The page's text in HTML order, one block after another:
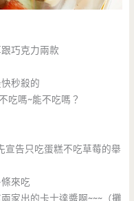
巧克力兩款
秒殺的
吃嗎~能不吃嗎？
告只吃蛋糕不吃草莓的舉
來吃